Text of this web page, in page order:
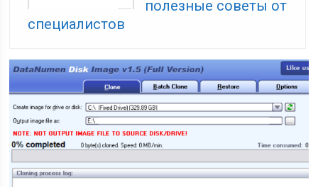
полезные советы от
специалистов